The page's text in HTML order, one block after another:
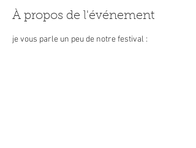
À propos de l'événement
je vous parle un peu de notre festival :